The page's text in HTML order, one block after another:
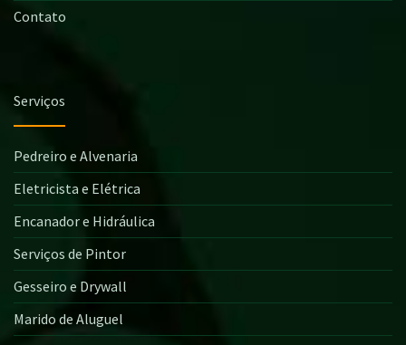
Contato
Serviços
Pedreiro e Alvenaria
Eletricista e Elétrica
Encanador e Hidráulica
Serviços de Pintor
Gesseiro e Drywall
Marido de Aluguel